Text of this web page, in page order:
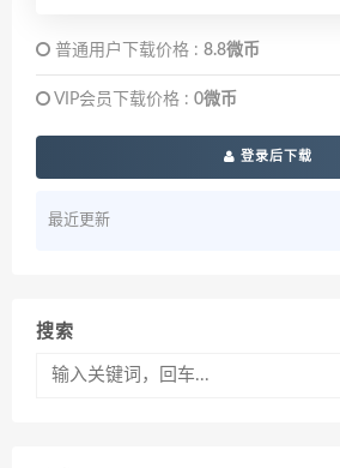
普通用户下载价格 : 8.8微币
VIP会员下载价格 : 0微币
登录后下载
最近更新
搜索